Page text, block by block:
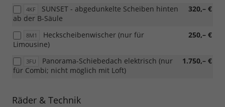
4KF 320,– €
SUNSET - abgedunkelte Scheiben hinten
ab der B-Säule
8M1 250,– €
Heckscheibenwischer (nur für
Limousine)
3FU 1.750,– €
Panorama-Schiebedach elektrisch (nur
für Combi; nicht möglich mit Loft)
Räder & Technik